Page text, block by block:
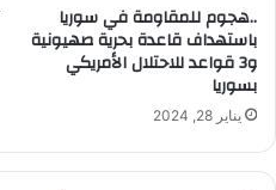
..هجوم للمقاومة في سوريا
باستهداف قاعدة بحرية صهيونية
و3 قواعد للاحتلال الأمريكي
بسوريا
يناير 28, 2024